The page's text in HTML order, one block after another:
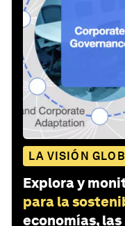
LA VISIÓN
Explora y
para la
economías,